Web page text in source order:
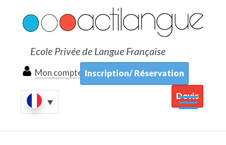
Ecole Privée de Langue Française
Mon compte Inscription/ Réservation
Devis